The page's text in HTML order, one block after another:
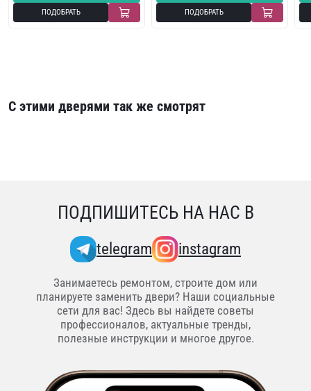
ПОДОБРАТЬ ПОДОБРАТЬ
С этими дверями так же смотрят
ПОДПИШИТЕСЬ НА НАС В
telegram instagram
Занимаетесь ремонтом, строите дом или
планируете заменить двери? Наши социальные
сети для вас! Здесь вы найдете советы
профессионалов, актуальные тренды,
полезные инструкции и многое другое.